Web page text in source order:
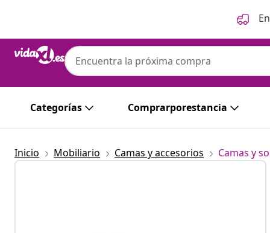
Categorías Comprarporestancia
Inicio Mobiliario Camas y accesorios Camas y